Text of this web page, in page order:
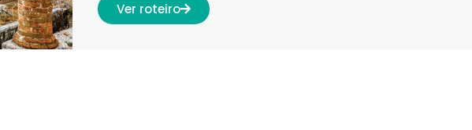
Ver roteiro